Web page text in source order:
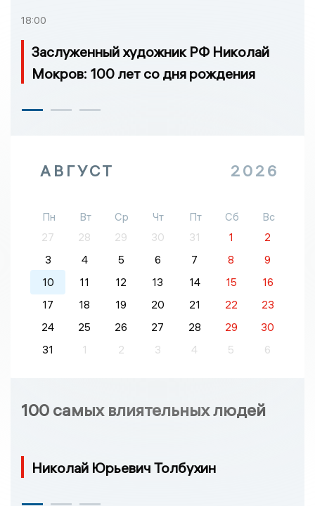
18:00
Заслуженный художник РФ Николай
Мокров: 100 лет со дня рождения
АВГУСТ 2026
Пн Вт Ср Чт Пт Сб
Вс
27
28 29 30 31 1
2
3
4 5 6 7 8
9
10
11 12 13 14 15
16
17
18 19 20 21 22
23
24
25 26 27 28 29
30
31
1 2 3 4 5 6
100 самых влиятельных людей
Николай Юрьевич Толбухин